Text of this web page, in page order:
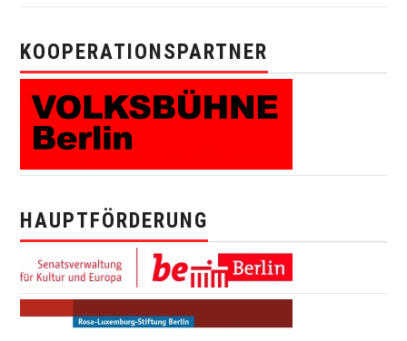
KOOPERATIONSPARTNER
HAUPTFÖRDERUNG